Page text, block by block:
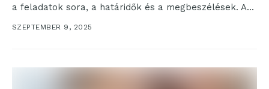
a feladatok sora, a határidők és a megbeszélések. A...
SZEPTEMBER 9, 2025